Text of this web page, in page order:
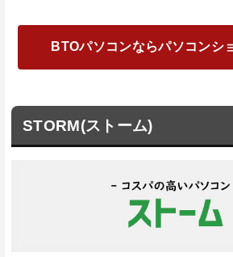
BTOパソコンならパソコンシ
STORM(ストーム)